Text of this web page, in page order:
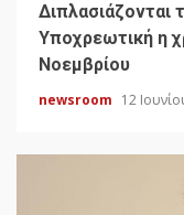
Διπλασιάζονται
Υποχρεωτική η
Νοεμβρίου
newsroom 12